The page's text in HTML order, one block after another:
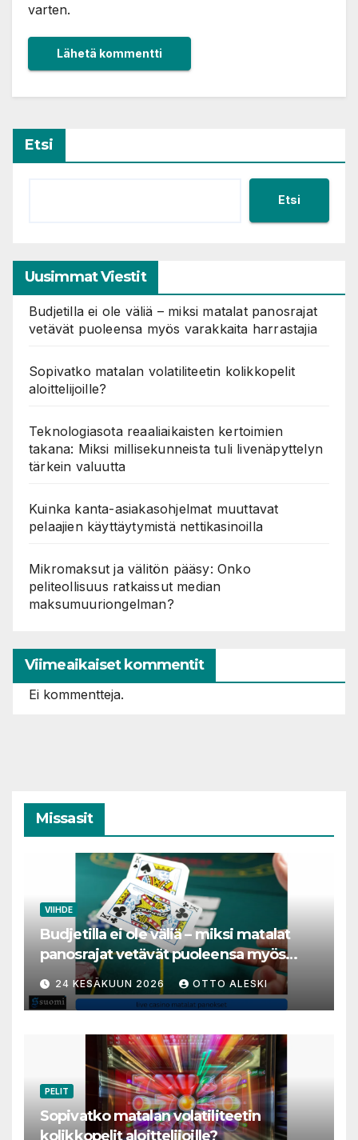
varten.
Etsi
Etsi
Uusimmat Viestit
Budjetilla ei ole väliä – miksi matalat panosrajat
vetävät puoleensa myös varakkaita harrastajia
Sopivatko matalan volatiliteetin kolikkopelit
aloittelijoille?
Teknologiasota reaaliaikaisten kertoimien
takana: Miksi millisekunneista tuli livenäpyttelyn
tärkein valuutta
Kuinka kanta-asiakasohjelmat muuttavat
pelaajien käyttäytymistä nettikasinoilla
Mikromaksut ja välitön pääsy: Onko
peliteollisuus ratkaissut median
maksumuuriongelman?
Viimeaikaiset kommentit
Ei kommentteja.
Missasit
VIIHDE
Budjetilla ei ole väliä – miksi matalat
panosrajat vetävät puoleensa myös
varakkaita harrastajia
24 KESÄKUUN 2026 OTTO ALESKI
PELIT
Sopivatko matalan volatiliteetin
kolikkopelit aloittelijoille?